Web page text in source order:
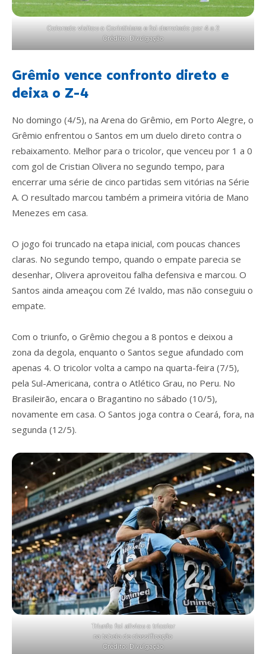
Colorado visitou o Corinthians e foi derrotado por 4 a 2
Crédito: Divulgação
Grêmio vence confronto direto e
deixa o Z-4
No domingo (4/5), na Arena do Grêmio, em Porto Alegre, o
Grêmio enfrentou o Santos em um duelo direto contra o
rebaixamento. Melhor para o tricolor, que venceu por 1 a 0
com gol de Cristian Olivera no segundo tempo, para
encerrar uma série de cinco partidas sem vitórias na Série
A. O resultado marcou também a primeira vitória de Mano
Menezes em casa.
O jogo foi truncado na etapa inicial, com poucas chances
claras. No segundo tempo, quando o empate parecia se
desenhar, Olivera aproveitou falha defensiva e marcou. O
Santos ainda ameaçou com Zé Ivaldo, mas não conseguiu o
empate.
Com o triunfo, o Grêmio chegou a 8 pontos e deixou a
zona da degola, enquanto o Santos segue afundado com
apenas 4. O tricolor volta a campo na quarta-feira (7/5),
pela Sul-Americana, contra o Atlético Grau, no Peru. No
Brasileirão, encara o Bragantino no sábado (10/5),
novamente em casa. O Santos joga contra o Ceará, fora, na
segunda (12/5).
Triunfo foi aliviou o tricolor
na tabela de classificação
Crédito: Divulgação